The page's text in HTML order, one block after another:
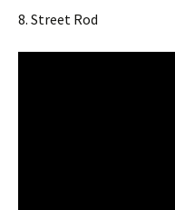
8. Street Rod